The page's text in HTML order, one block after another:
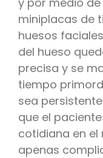
miniplacas de
huesos
del hueso
precisa y se
tiempo
sea
que el
cotidiana en el
apenas